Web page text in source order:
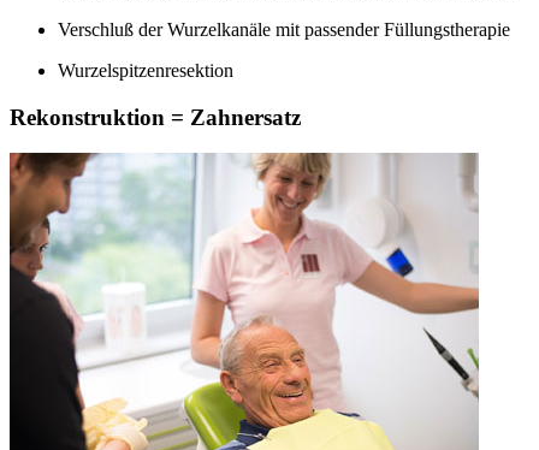
Verschluß der Wurzelkanäle mit passender Füllungstherapie
Wurzelspitzenresektion
Rekonstruktion = Zahnersatz